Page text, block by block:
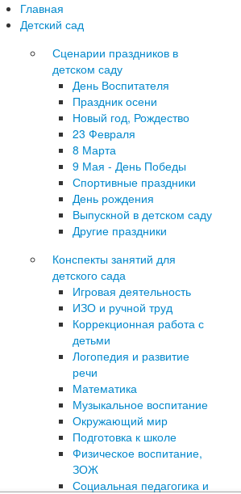
Главная
Детский сад
Сценарии праздников в
детском саду
День Воспитателя
Праздник осени
Новый год, Рождество
23 Февраля
8 Марта
9 Мая - День Победы
Спортивные праздники
День рождения
Выпускной в детском саду
Другие праздники
Конспекты занятий для
детского сада
Игровая деятельность
ИЗО и ручной труд
Коррекционная работа с
детьми
Логопедия и развитие
речи
Математика
Музыкальное воспитание
Окружающий мир
Подготовка к школе
Физическое воспитание,
ЗОЖ
Социальная педагогика и